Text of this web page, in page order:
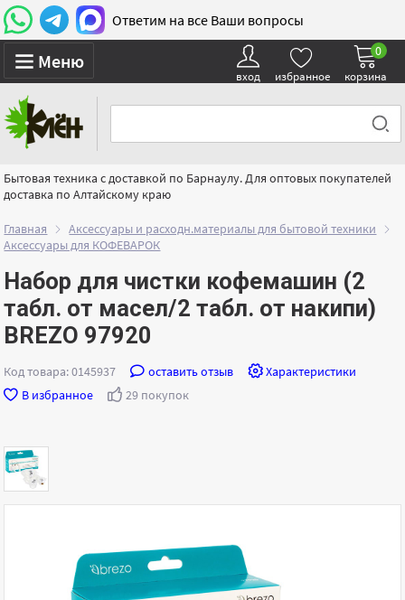
Ответим на все Ваши вопросы
Меню
вход избранное корзина
0
Бытовая техника с доставкой по Барнаулу. Для оптовых покупателей
доставка по Алтайскому краю
Главная
Аксессуары и расходн.материалы для бытовой техники
Аксессуары для КОФЕВАРОК
Набор для чистки кофемашин (2
табл. от масел/2 табл. от накипи)
BREZO 97920
Код товара: 0145937 оставить отзыв
Характеристики
В избранное
29 покупок